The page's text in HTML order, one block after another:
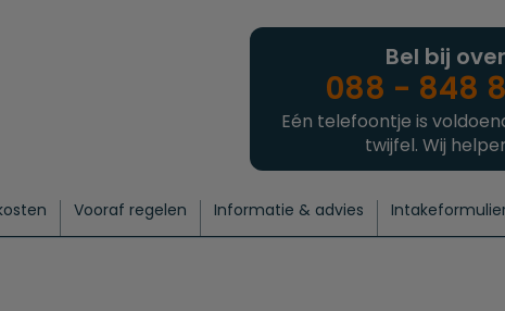
Bel bij
088 - 848
Eén telefoontje is
twijfel. Wij
Vooraf regelen Informatie & advies